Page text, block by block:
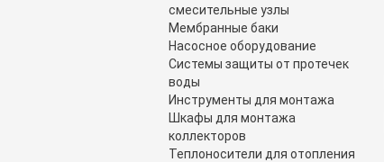
смесительные узлы
Мембранные баки
Насосное оборудование
Системы защиты от протечек
воды
Инструменты для монтажа
Шкафы для монтажа
коллекторов
Теплоносители для отопления